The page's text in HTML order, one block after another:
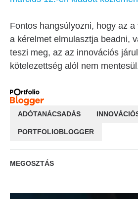
Fontos hangsúlyozni, hogy az
a kérelmet elmulasztja beadni,
teszi meg, az az innovációs
kötelezettség alól nem
ADÓTANÁCSADÁS
PORTFOLIOBLOGGER
MEGOSZTÁS